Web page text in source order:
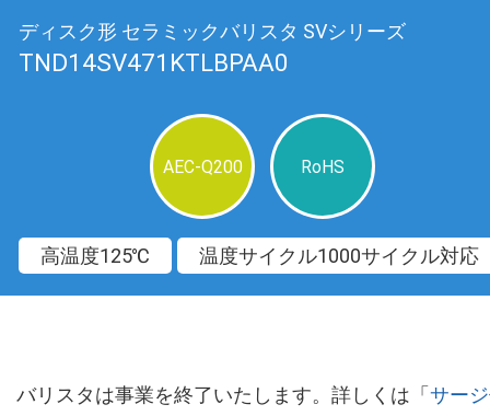
ディスク形 セラミックバリスタ SVシリーズ
TND14SV471KTLBPAA0
AEC-Q200 RoHS
高温度125℃ 温度サイクル1000サイクル対応
バリスタは事業を終了いたします。詳しくは「 サー